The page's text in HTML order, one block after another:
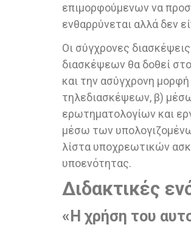
επιμορφούμενων να
ενθαρρύνεται αλλά δεν
Οι σύγχρονες
διασκέψεων θα δοθεί
και την ασύγχρονη
τηλεδιασκέψεων, β)
ερωτηματολογίων και
μέσω των
λίστα υποχρεωτικών
υποενότητας.
Διδακτικές
«Η χρήση του